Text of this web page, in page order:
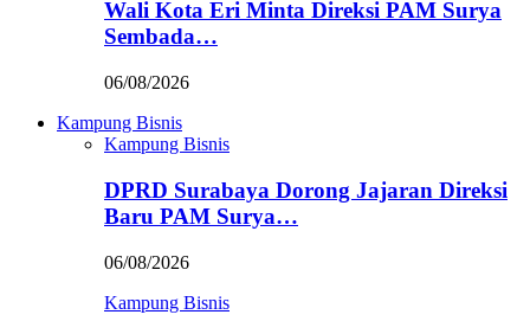
Wali Kota Eri Minta Direksi PAM Surya
Sembada…
06/08/2026
Kampung Bisnis
Kampung Bisnis
DPRD Surabaya Dorong Jajaran Direksi
Baru PAM Surya…
06/08/2026
Kampung Bisnis